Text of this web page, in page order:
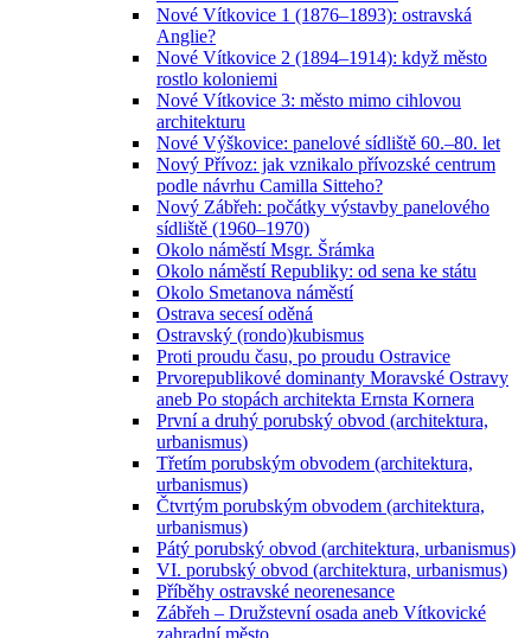
Nové Vítkovice 1 (1876–1893): ostravská
Anglie?
Nové Vítkovice 2 (1894–1914): když město
rostlo koloniemi
Nové Vítkovice 3: město mimo cihlovou
architekturu
Nové Výškovice: panelové sídliště 60.–80. let
Nový Přívoz: jak vznikalo přívozské centrum
podle návrhu Camilla Sitteho?
Nový Zábřeh: počátky výstavby panelového
sídliště (1960–1970)
Okolo náměstí Msgr. Šrámka
Okolo náměstí Republiky: od sena ke státu
Okolo Smetanova náměstí
Ostrava secesí oděná
Ostravský (rondo)kubismus
Proti proudu času, po proudu Ostravice
Prvorepublikové dominanty Moravské Ostravy
aneb Po stopách architekta Ernsta Kornera
První a druhý porubský obvod (architektura,
urbanismus)
Třetím porubským obvodem (architektura,
urbanismus)
Čtvrtým porubským obvodem (architektura,
urbanismus)
Pátý porubský obvod (architektura, urbanismus)
VI. porubský obvod (architektura, urbanismus)
Příběhy ostravské neorenesance
Zábřeh – Družstevní osada aneb Vítkovické
zahradní město